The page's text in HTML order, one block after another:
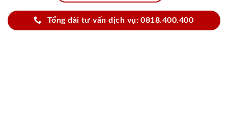
Tổng đài tư vấn dịch vụ: 0818.400.400